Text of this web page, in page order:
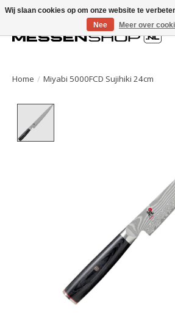
Home / Miyabi 5000FCD Sujihiki 24cm
Wij slaan cookies op om onze website te
Nee
Meer over